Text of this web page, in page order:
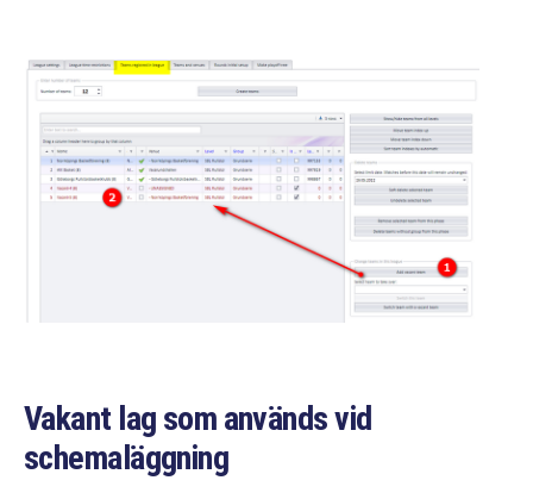
Vakant lag som används vid
schemaläggning